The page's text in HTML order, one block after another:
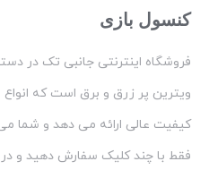
کنسول بازی
فروشگاه اینترنتی جانبی تک در
ویترین پر زرق و برق است که
کیفیت عالی ارائه می دهد و شما می
فقط با چند کلیک سفارش دهید و